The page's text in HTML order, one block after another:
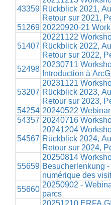
43359 Rückblick 2021,
Retour sur 2021,
51269 20220920-21
51407
20221122
Rückblick 2022,
Retour sur 2022,
52498
20230711
Introduction à
53207
20231121
Rückblick 2023,
Retour sur 2023,
54254 20240522
54357 20240716
54567
20241204
Rückblick 2024,
Retour sur 2024,
55659
20250814
Besucherlenkung
numérique des
55660
20250902 -
parcs
20251210 ERFA